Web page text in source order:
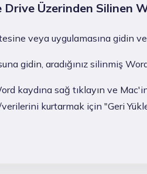
Drive Üzerinden Silinen
veya uygulamasına gidin
gidin, aradığınız silinmiş
kaydına sağ tıklayın ve
kurtarmak için "Geri